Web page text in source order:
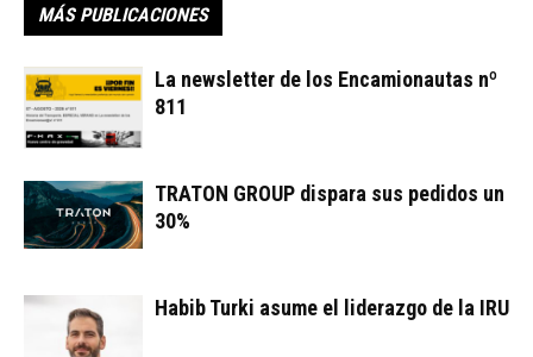
MÁS PUBLICACIONES
La newsletter de los Encamionautas nº
811
TRATON GROUP dispara sus pedidos un
30%
Habib Turki asume el liderazgo de la IRU